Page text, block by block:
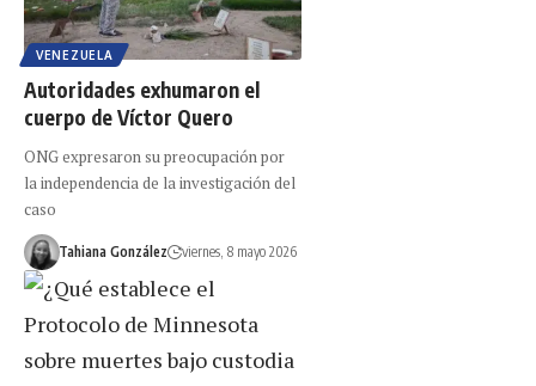
VENEZUELA
Autoridades exhumaron el
cuerpo de Víctor Quero
ONG expresaron su preocupación por
la independencia de la investigación del
caso
Tahiana González viernes, 8 mayo 2026